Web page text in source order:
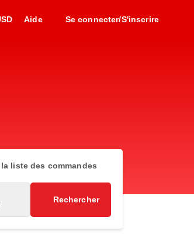
Aide Se connecter/S'inscrire
liste des commandes
Rechercher